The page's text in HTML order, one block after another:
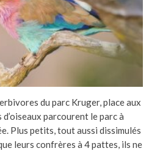
du parc Kruger, place aux
parcourent le parc à
Plus petits, tout aussi dissimulés
leurs confrères à 4 pattes, ils ne